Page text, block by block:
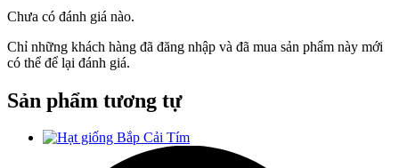
Chưa có đánh giá nào.
Chỉ những khách hàng đã đăng nhập và đã mua sản phẩm này mới
có thể để lại đánh giá.
Sản phẩm tương tự